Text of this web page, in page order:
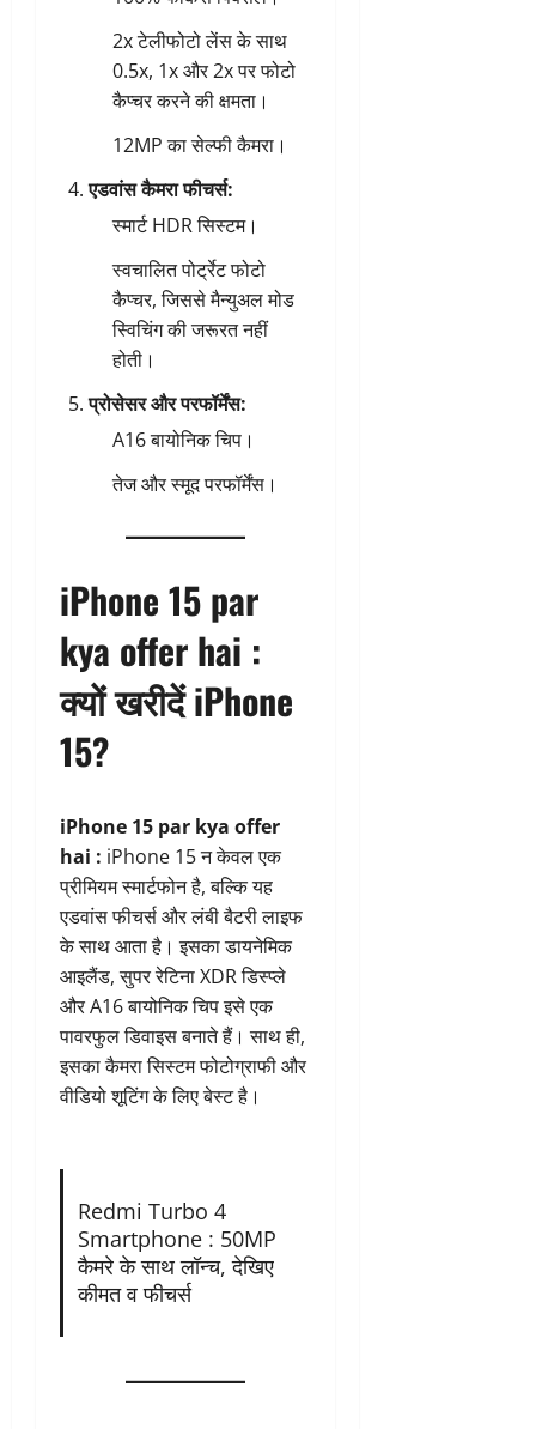
2x टेलीफोटो लेंस के साथ
0.5x, 1x और 2x पर फोटो
कैप्चर करने की क्षमता।
12MP का सेल्फी कैमरा।
एडवांस कैमरा फीचर्स:
स्मार्ट HDR सिस्टम।
स्वचालित पोर्ट्रेट फोटो
कैप्चर, जिससे मैन्युअल मोड
स्विचिंग की जरूरत नहीं
होती।
प्रोसेसर और परफॉर्मेंस:
A16 बायोनिक चिप।
तेज और स्मूद परफॉर्मेंस।
iPhone 15 par
kya offer hai :
क्यों खरीदें iPhone
15?
iPhone 15 par kya offer
hai : iPhone 15 न केवल एक
प्रीमियम स्मार्टफोन है, बल्कि यह
एडवांस फीचर्स और लंबी बैटरी लाइफ
के साथ आता है। इसका डायनेमिक
आइलैंड, सुपर रेटिना XDR डिस्प्ले
और A16 बायोनिक चिप इसे एक
पावरफुल डिवाइस बनाते हैं। साथ ही,
इसका कैमरा सिस्टम फोटोग्राफी और
वीडियो शूटिंग के लिए बेस्ट है।
Redmi Turbo 4
Smartphone : 50MP
कैमरे के साथ लॉन्च, देखिए
कीमत व फीचर्स